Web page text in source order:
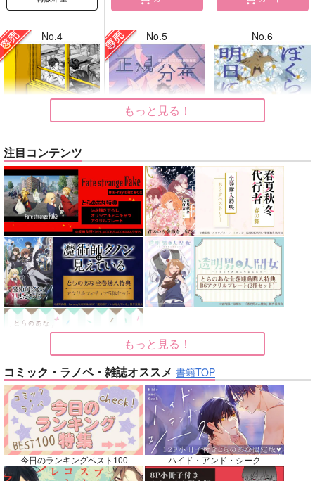
No.4
告白
ガヤ
専売 1,415円（税込）
ひゃくえむ。
小宮×トガシ
サンプル
カート
No.5
正規分布の外側
九十九
専売 630円（税込）
鬼滅の刃
不死川実弥×不死川玄弥
サンプル
No.6
ぼくらはシスタス、明
日には死ぬ花
kobashiri
1,760円 （税込）
メダリスト
夜鷹純×明浦路司
サンプル
No.7 No.8 No.9
もっと見る！
注目コンテンツ
もっと見る！
コミック・ラノベ・雑誌オススメ 書籍TOP
今日のランキングベスト100 ハイド・アンド・シーク